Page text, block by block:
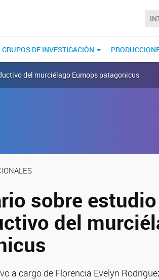
GRUPOS DE INVESTIGACIÓN
del murciélago Eumops patagonicus
sobre
del
a cargo de Florencia Evelyn